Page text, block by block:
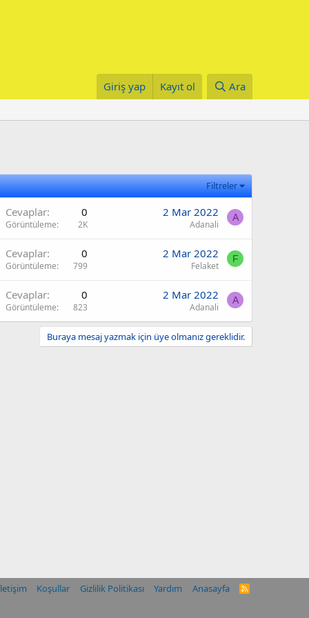
Giriş yap Kayıt ol Ara
Filtreler
Cevaplar 0
Görüntüleme 2K
2 Mar 2022
Adanali
A
Cevaplar 0
Görüntüleme 799
2 Mar 2022
Felaket
F
Cevaplar 0
Görüntüleme 823
2 Mar 2022
Adanali
A
Buraya mesaj yazmak için üye olmanız gereklidir.
Koşullar Gizlilik Politikası Yardım Anasayfa
R